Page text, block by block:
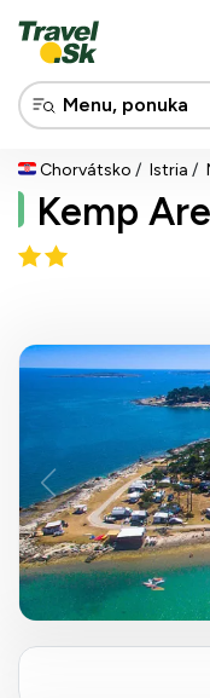
Chorvátsko Istria
Kemp